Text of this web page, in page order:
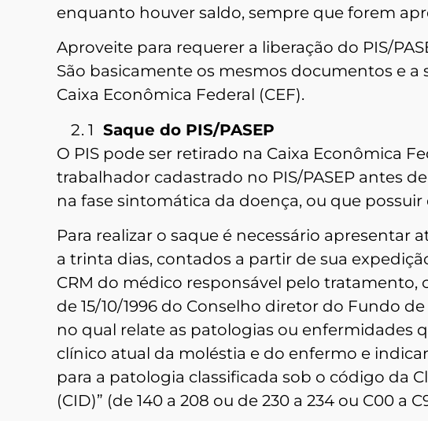
enquanto houver saldo, sempre que forem
Aproveite para requerer a liberação do PIS/
São basicamente os mesmos documentos e
Caixa Econômica Federal (CEF).
1 Saque do PIS/PASEP
O PIS pode ser retirado na Caixa Econômica
trabalhador cadastrado no PIS/PASEP antes
na fase sintomática da doença, ou que
Para realizar o saque é necessário
a trinta dias, contados a partir de sua
CRM do médico responsável pelo tratamento,
de 15/10/1996 do Conselho diretor do Fundo
no qual relate as patologias ou enfermidades
clínico atual da moléstia e do enfermo e
para a patologia classificada sob o código da
(CID)” (de 140 a 208 ou de 230 a 234 ou C00 a